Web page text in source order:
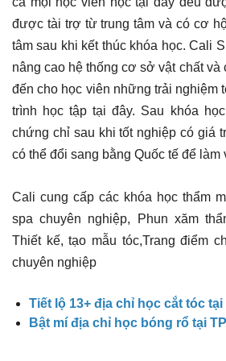
được tài trợ từ trung tâm và có cơ
tâm sau khi kết thúc khóa học. Cali
nâng cao hệ thống cơ sở vật chất và
đến cho học viên những trải nghiệm
trình học tập tại đây. Sau khóa
chứng chỉ sau khi tốt nghiệp có giá
có thể đổi sang bằng Quốc tế để
Cali cung cấp các khóa học thẩm
spa chuyên nghiệp, Phun xăm
Thiết kế, tạo mẫu tóc,Trang điểm
chuyên nghiệp
Tiết lộ 13+ địa chỉ học cắt tóc
Bật mí địa chỉ học bóng rổ tại